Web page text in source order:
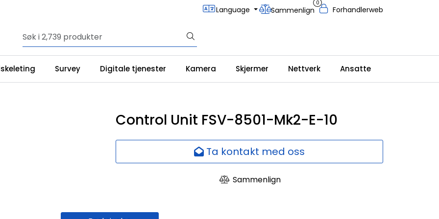
Language Sammenlign
0
Forhandlerweb
Survey Digitale tjenester Kamera Skjermer Nettverk Ansatte
Control Unit FSV-8501-Mk2-E-10
Ta kontakt med oss
Sammenlign